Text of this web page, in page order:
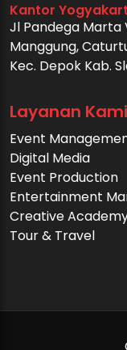
Kantor
Jl Pandega Marta
Manggung,
Kec. Depok Kab.
Layanan Kami
Event
Digital Media
Event Production
Entertainment
Creative
Tour & Travel